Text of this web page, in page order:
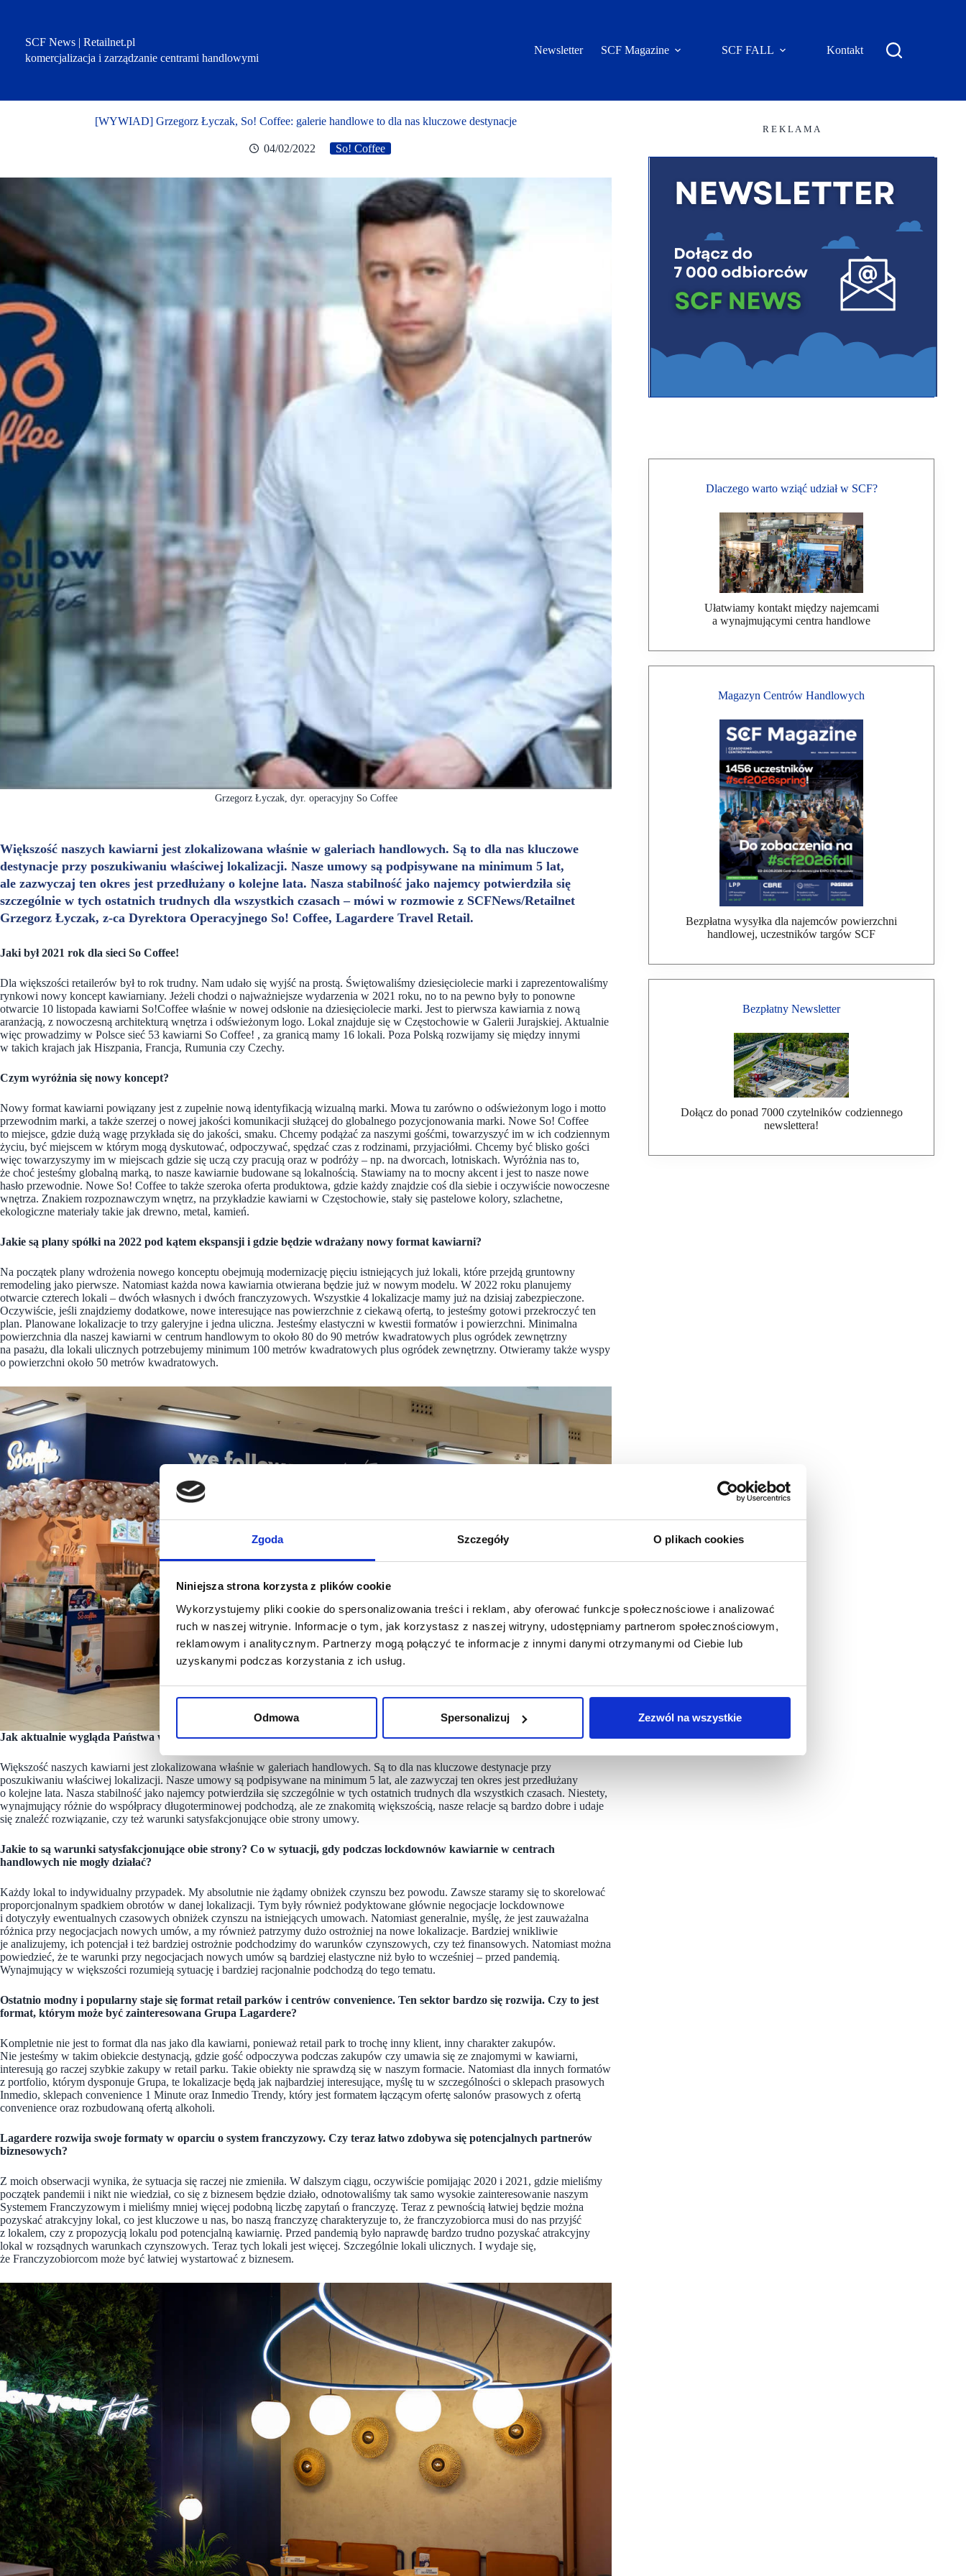
Zgoda Szczegóły O plikach cookies
Niniejsza strona korzysta z plików cookie
Wykorzystujemy pliki cookie do spersonalizowania treści i reklam, aby oferować funkcje społecznościowe i analizować
ruch w naszej witrynie. Informacje o tym, jak korzystasz z naszej witryny, udostępniamy partnerom społecznościowym,
reklamowym i analitycznym. Partnerzy mogą połączyć te informacje z innymi danymi otrzymanymi od Ciebie lub
uzyskanymi podczas korzystania z ich usług.
Odmowa Spersonalizuj Zezwól na wszystkie
SCF News | Retailnet.pl
komercjalizacja i zarządzanie centrami handlowymi
Newsletter SCF Magazine SCF FALL Kontakt
[WYWIAD] Grzegorz Łyczak, So! Coffee: galerie handlowe to dla nas kluczowe destynacje
04/02/2022 So! Coffee
Grzegorz Łyczak, dyr. operacyjny So Coffee
Większość naszych kawiarni jest zlokalizowana właśnie w galeriach handlowych. Są to dla nas kluczowe
destynacje przy poszukiwaniu właściwej lokalizacji. Nasze umowy są podpisywane na minimum 5 lat,
ale zazwyczaj ten okres jest przedłużany o kolejne lata. Nasza stabilność jako najemcy potwierdziła się
szczególnie w tych ostatnich trudnych dla wszystkich czasach – mówi w rozmowie z SCFNews/Retailnet
Grzegorz Łyczak, z-ca Dyrektora Operacyjnego So! Coffee, Lagardere Travel Retail.
Jaki był 2021 rok dla sieci So Coffee!
Dla większości retailerów był to rok trudny. Nam udało się wyjść na prostą. Świętowaliśmy dziesięciolecie marki i zaprezentowaliśmy
rynkowi nowy koncept kawiarniany. Jeżeli chodzi o najważniejsze wydarzenia w 2021 roku, no to na pewno były to ponowne
otwarcie 10 listopada kawiarni So!Coffee właśnie w nowej odsłonie na dziesięciolecie marki. Jest to pierwsza kawiarnia z nową
aranżacją, z nowoczesną architekturą wnętrza i odświeżonym logo. Lokal znajduje się w Częstochowie w Galerii Jurajskiej. Aktualnie
więc prowadzimy w Polsce sieć 53 kawiarni So Coffee! , za granicą mamy 16 lokali. Poza Polską rozwijamy się między innymi
w takich krajach jak Hiszpania, Francja, Rumunia czy Czechy.
Czym wyróżnia się nowy koncept?
Nowy format kawiarni powiązany jest z zupełnie nową identyfikacją wizualną marki. Mowa tu zarówno o odświeżonym logo i motto
przewodnim marki, a także szerzej o nowej jakości komunikacji służącej do globalnego pozycjonowania marki. Nowe So! Coffee
to miejsce, gdzie dużą wagę przykłada się do jakości, smaku. Chcemy podążać za naszymi gośćmi, towarzyszyć im w ich codziennym
życiu, być miejscem w którym mogą dyskutować, odpoczywać, spędzać czas z rodzinami, przyjaciółmi. Chcemy być blisko gości
więc towarzyszymy im w miejscach gdzie się uczą czy pracują oraz w podróży – np. na dworcach, lotniskach. Wyróżnia nas to,
że choć jesteśmy globalną marką, to nasze kawiarnie budowane są lokalnością. Stawiamy na to mocny akcent i jest to nasze nowe
hasło przewodnie. Nowe So! Coffee to także szeroka oferta produktowa, gdzie każdy znajdzie coś dla siebie i oczywiście nowoczesne
wnętrza. Znakiem rozpoznawczym wnętrz, na przykładzie kawiarni w Częstochowie, stały się pastelowe kolory, szlachetne,
ekologiczne materiały takie jak drewno, metal, kamień.
Jakie są plany spółki na 2022 pod kątem ekspansji i gdzie będzie wdrażany nowy format kawiarni?
Na początek plany wdrożenia nowego konceptu obejmują modernizację pięciu istniejących już lokali, które przejdą gruntowny
remodeling jako pierwsze. Natomiast każda nowa kawiarnia otwierana będzie już w nowym modelu. W 2022 roku planujemy
otwarcie czterech lokali – dwóch własnych i dwóch franczyzowych. Wszystkie 4 lokalizacje mamy już na dzisiaj zabezpieczone.
Oczywiście, jeśli znajdziemy dodatkowe, nowe interesujące nas powierzchnie z ciekawą ofertą, to jesteśmy gotowi przekroczyć ten
plan. Planowane lokalizacje to trzy galeryjne i jedna uliczna. Jesteśmy elastyczni w kwestii formatów i powierzchni. Minimalna
powierzchnia dla naszej kawiarni w centrum handlowym to około 80 do 90 metrów kwadratowych plus ogródek zewnętrzny
na pasażu, dla lokali ulicznych potrzebujemy minimum 100 metrów kwadratowych plus ogródek zewnętrzny. Otwieramy także wyspy
o powierzchni około 50 metrów kwadratowych.
Jak aktualnie wygląda Państwa współpraca z galeriami handlowymi? Na jakich warunkach podpisujecie umowy najmu?
Większość naszych kawiarni jest zlokalizowana właśnie w galeriach handlowych. Są to dla nas kluczowe destynacje przy
poszukiwaniu właściwej lokalizacji. Nasze umowy są podpisywane na minimum 5 lat, ale zazwyczaj ten okres jest przedłużany
o kolejne lata. Nasza stabilność jako najemcy potwierdziła się szczególnie w tych ostatnich trudnych dla wszystkich czasach. Niestety,
wynajmujący różnie do współpracy długoterminowej podchodzą, ale ze znakomitą większością, nasze relacje są bardzo dobre i udaje
się znaleźć rozwiązanie, czy też warunki satysfakcjonujące obie strony umowy.
Jakie to są warunki satysfakcjonujące obie strony? Co w sytuacji, gdy podczas lockdownów kawiarnie w centrach
handlowych nie mogły działać?
Każdy lokal to indywidualny przypadek. My absolutnie nie żądamy obniżek czynszu bez powodu. Zawsze staramy się to skorelować
proporcjonalnym spadkiem obrotów w danej lokalizacji. Tym były również podyktowane głównie negocjacje lockdownowe
i dotyczyły ewentualnych czasowych obniżek czynszu na istniejących umowach. Natomiast generalnie, myślę, że jest zauważalna
różnica przy negocjacjach nowych umów, a my również patrzymy dużo ostrożniej na nowe lokalizacje. Bardziej wnikliwie
je analizujemy, ich potencjał i też bardziej ostrożnie podchodzimy do warunków czynszowych, czy też finansowych. Natomiast można
powiedzieć, że te warunki przy negocjacjach nowych umów są bardziej elastyczne niż było to wcześniej – przed pandemią.
Wynajmujący w większości rozumieją sytuację i bardziej racjonalnie podchodzą do tego tematu.
Ostatnio modny i popularny staje się format retail parków i centrów convenience. Ten sektor bardzo się rozwija. Czy to jest
format, którym może być zainteresowana Grupa Lagardere?
Kompletnie nie jest to format dla nas jako dla kawiarni, ponieważ retail park to trochę inny klient, inny charakter zakupów.
Nie jesteśmy w takim obiekcie destynacją, gdzie gość odpoczywa podczas zakupów czy umawia się ze znajomymi w kawiarni,
interesują go raczej szybkie zakupy w retail parku. Takie obiekty nie sprawdzą się w naszym formacie. Natomiast dla innych formatów
z portfolio, którym dysponuje Grupa, te lokalizacje będą jak najbardziej interesujące, myślę tu w szczególności o sklepach prasowych
Inmedio, sklepach convenience 1 Minute oraz Inmedio Trendy, który jest formatem łączącym ofertę salonów prasowych z ofertą
convenience oraz rozbudowaną ofertą alkoholi.
Lagardere rozwija swoje formaty w oparciu o system franczyzowy. Czy teraz łatwo zdobywa się potencjalnych partnerów
biznesowych?
Z moich obserwacji wynika, że sytuacja się raczej nie zmieniła. W dalszym ciągu, oczywiście pomijając 2020 i 2021, gdzie mieliśmy
początek pandemii i nikt nie wiedział, co się z biznesem będzie działo, odnotowaliśmy tak samo wysokie zainteresowanie naszym
Systemem Franczyzowym i mieliśmy mniej więcej podobną liczbę zapytań o franczyzę. Teraz z pewnością łatwiej będzie można
pozyskać atrakcyjny lokal, co jest kluczowe u nas, bo naszą franczyzę charakteryzuje to, że franczyzobiorca musi do nas przyjść
z lokalem, czy z propozycją lokalu pod potencjalną kawiarnię. Przed pandemią było naprawdę bardzo trudno pozyskać atrakcyjny
lokal w rozsądnych warunkach czynszowych. Teraz tych lokali jest więcej. Szczególnie lokali ulicznych. I wydaje się,
że Franczyzobiorcom może być łatwiej wystartować z biznesem.
R E K L A M A
Dlaczego warto wziąć udział w SCF?
Ułatwiamy kontakt między najemcami
a wynajmującymi centra handlowe
Magazyn Centrów Handlowych
Bezpłatna wysyłka dla najemców powierzchni
handlowej, uczestników targów SCF
Bezpłatny Newsletter
Dołącz do ponad 7000 czytelników codziennego
newslettera!